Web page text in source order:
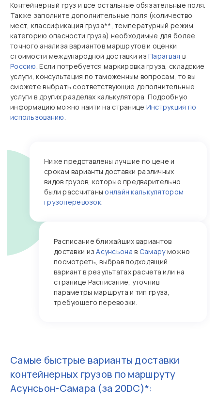
Контейнерный груз и все остальные обязательные поля.
Также заполните дополнительные поля (количество
мест, классификация груза**, температурный режим,
категорию опасности груза) необходимые для более
точного анализа вариантов маршрутов и оценки
стоимости международной доставки изПарагвая в
Россию. Если потребуется маркировка груза, складские
услуги, консультация по таможенным вопросам, то вы
сможете выбрать соответствующие дополнительные
услуги в других разделах калькулятора. Подробную
информацию можно найти на странице Инструкция по
использованию.
Ниже представлены лучшие по цене и
срокам варианты доставки различных
видов грузов, которые предварительно
были рассчитаны онлайн калькулятором
грузоперевозок.
Расписание ближайших вариантов
доставки изАсунсьона в Самаруможно
посмотреть, выбрав подходящий
вариант в результатах расчета или на
странице Расписание, уточнив
параметры маршрута и тип груза,
требующего перевозки.
Самые быстрые варианты доставки
контейнерных грузов по маршруту
Асунсьон-Самара (за 20DC)*: